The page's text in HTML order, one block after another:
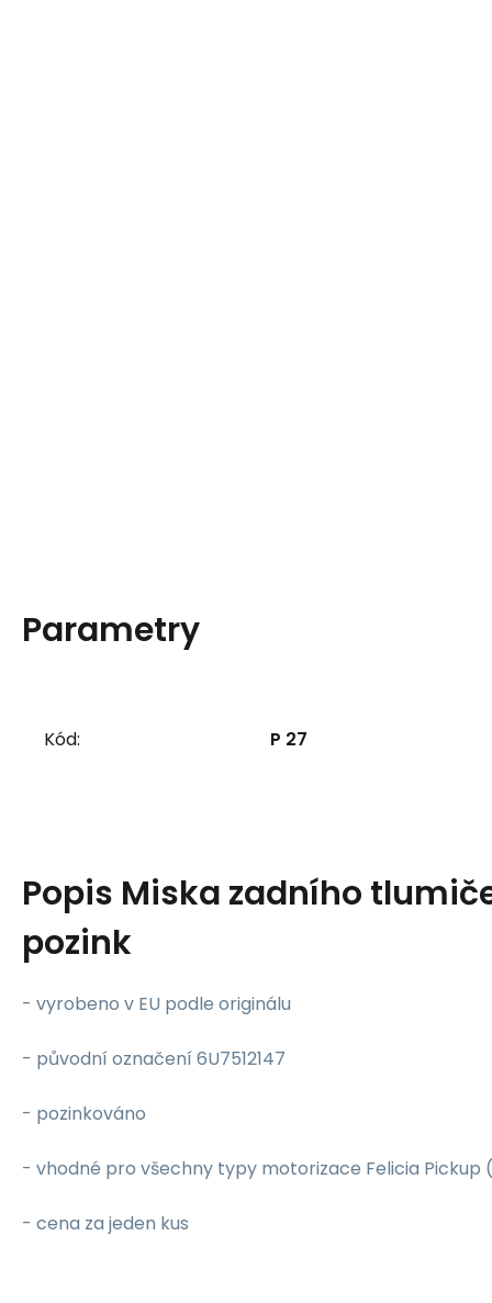
Parametry
Kód: P 27
Popis Miska zadního
pozink
- vyrobeno v EU podle originálu
- původní označení 6U7512147
- pozinkováno
- vhodné pro všechny typy motorizace Felicia Pickup
- cena za jeden kus